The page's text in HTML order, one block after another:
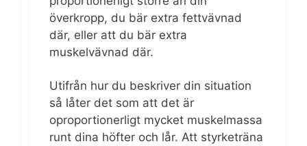
överkropp, du bär extra fettvävnad
där, eller att du bär extra
muskelvävnad där.
Utifrån hur du beskriver din situation
så låter det som att det är
oproportionerligt mycket muskelmassa
runt dina höfter och lår. Att styrketräna